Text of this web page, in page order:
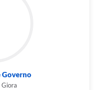
Governo